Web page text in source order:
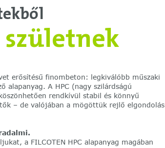
erősítésű finombeton: legkiválóbb műszaki
alapanyag. A HPC (nagy szilárdságú
rendkívül stabil és könnyű
– de valójában a mögöttük rejlő elgondolás
a FILCOTEN HPC alapanyag magában